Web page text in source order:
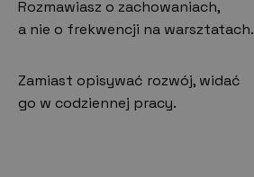
Rozmawiasz o zachowaniach,
a nie o frekwencji na warsztatach.
Zamiast opisywać rozwój, widać
go w codziennej pracy.